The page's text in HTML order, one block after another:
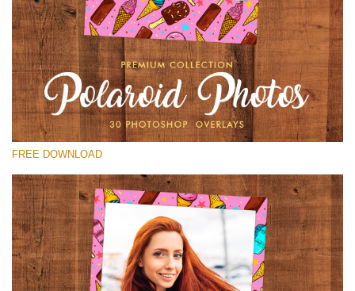
Please select
Free Polaroid Overlay #15
Small 800*1027px
Polaroid Photos
(30 Overlays)
Bokeh Collection (650 Overlays)
Large 6000*4000px
Entire Collection
(1783 Overlays)
FREE DOWNLOAD